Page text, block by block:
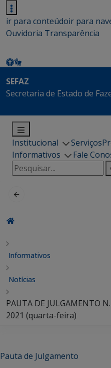
ir para conteúdoir para
Ouvidoria Transparência
SEFAZ
Secretaria de Estado de
Institucional Serviços
Informativos
Fale
Pesquisar
por:
Informativos
Notícias
PAUTA DE JULGAMENTO
2021 (quarta-feira)
Pauta de Julgamento